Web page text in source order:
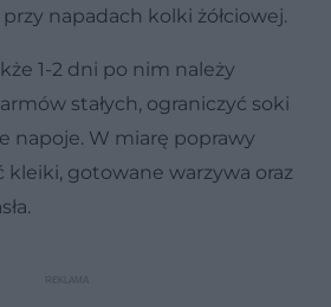
napadach kolki żółciowej.
1-2 dni po nim należy
stałych, ograniczyć soki
napoje. W miarę poprawy
kleiki, gotowane warzywa oraz